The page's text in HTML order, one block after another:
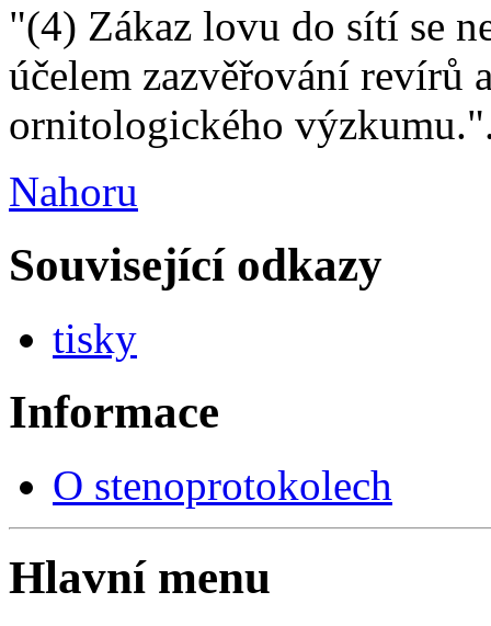
"(4) Zákaz lovu do sítí se
účelem zazvěřování revírů
ornitologického
Nahoru
Související odkazy
tisky
Informace
O stenoprotokolech
Hlavní menu